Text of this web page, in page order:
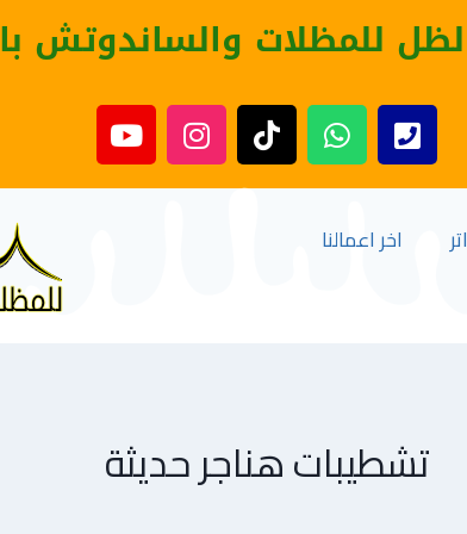
الظل للمظلات والساندوتش
اخر اعمالنا
تشطيبات هناجر حديثة